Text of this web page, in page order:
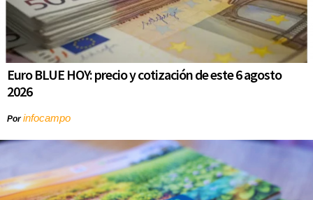
Euro BLUE HOY: precio y cotización de este 6 agosto
2026
Porinfocampo